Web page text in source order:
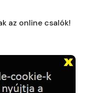
az online csalók!